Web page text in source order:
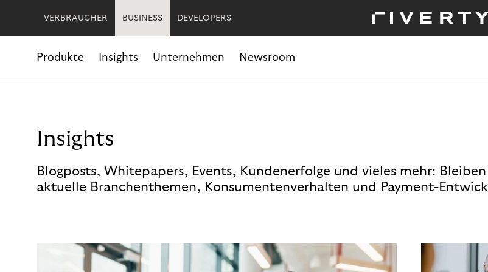
VERBRAUCHER BUSINESS DEVELOPERS
Produkte Insights Unternehmen Newsroom
Insights
Blogposts, Whitepapers, Events, Kundenerfolge und vieles mehr:
aktuelle Branchenthemen, Konsumentenverhalten und Payment-